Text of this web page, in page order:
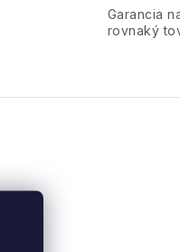
Garancia
rovnaký